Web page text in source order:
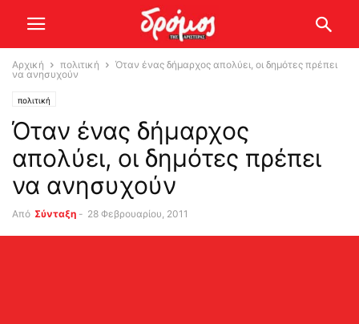
Αρχική πολιτική
Όταν ένας δήμαρχος απολύει, οι δημότες πρέπει
να ανησυχούν
πολιτική
Όταν ένας δήμαρχος
απολύει, οι δημότες πρέπει
να ανησυχούν
Από Σύνταξη - 28 Φεβρουαρίου, 2011